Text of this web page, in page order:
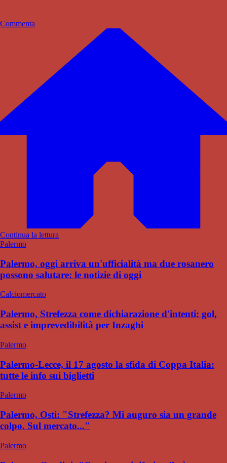
Commenta
Continua la lettura
Palermo
Palermo, oggi arriva un'ufficialità ma due rosanero
possono salutare: le notizie di oggi
Calciomercato
Palermo, Strefezza come dichiarazione d'intenti: gol,
assist e imprevedibilità per Inzaghi
Palermo
Palermo-Lecce, il 17 agosto la sfida di Coppa Italia:
tutte le info sui biglietti
Palermo
Palermo, Osti: "Strefezza? Mi auguro sia un grande
colpo. Sul mercato..."
Palermo